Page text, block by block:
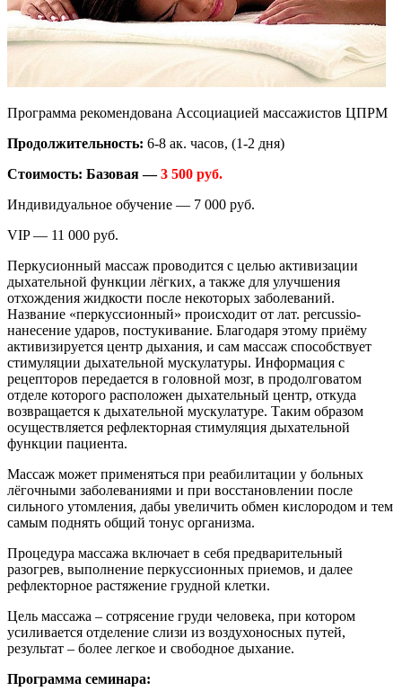
Программа рекомендована Ассоциацией массажистов ЦПРМ
Продолжительность: 6-8 ак. часов, (1-2 дня)
Стоимость: Базовая —3 500 руб.
Индивидуальное обучение — 7 000 руб.
VIP — 11 000 руб.
Перкусионный массаж проводится с целью активизации
дыхательной функции лёгких, а также для улучшения
отхождения жидкости после некоторых заболеваний.
Название «перкуссионный» происходит от лат. percussio-
нанесение ударов, постукивание. Благодаря этому приёму
активизируется центр дыхания, и сам массаж способствует
стимуляции дыхательной мускулатуры. Информация с
рецепторов передается в головной мозг, в продолговатом
отделе которого расположен дыхательный центр, откуда
возвращается к дыхательной мускулатуре. Таким образом
осуществляется рефлекторная стимуляция дыхательной
функции пациента.
Массаж может применяться при реабилитации у больных
лёгочными заболеваниями и при восстановлении после
сильного утомления, дабы увеличить обмен кислородом и тем
самым поднять общий тонус организма.
Процедура массажа включает в себя предварительный
разогрев, выполнение перкуссионных приемов, и далее
рефлекторное растяжение грудной клетки.
Цель массажа – сотрясение груди человека, при котором
усиливается отделение слизи из воздухоносных путей,
результат – более легкое и свободное дыхание.
Программа семинара: